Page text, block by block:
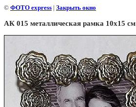
© ФОТО express | Закрыть окно
АК 015 металлическая рамка 10х15 см